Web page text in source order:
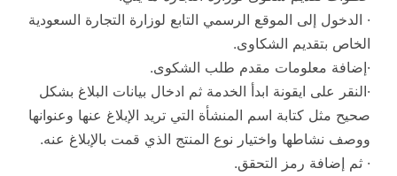
· الدخول إلى الموقع الرسمي التابع لوزارة التجارة السعودية
الخاص بتقديم الشكاوى.
·إضافة معلومات مقدم طلب الشكوى.
·النقر على ايقونة ابدأ الخدمة ثم ادخال بيانات البلاغ بشكل
صحيح مثل كتابة اسم المنشأة التي تريد الإبلاغ عنها وعنوانها
ووصف نشاطها واختيار نوع المنتج الذي قمت بالإبلاغ عنه.
· ثم إضافة رمز التحقق.